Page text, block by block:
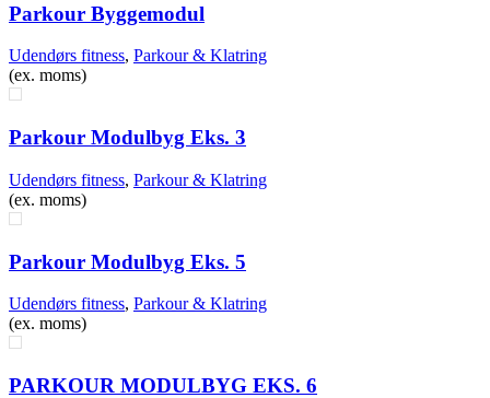
Parkour Byggemodul
Udendørs fitness, Parkour & Klatring
(ex. moms)
Parkour Modulbyg Eks. 3
Udendørs fitness, Parkour & Klatring
(ex. moms)
Parkour Modulbyg Eks. 5
Udendørs fitness, Parkour & Klatring
(ex. moms)
PARKOUR MODULBYG EKS. 6